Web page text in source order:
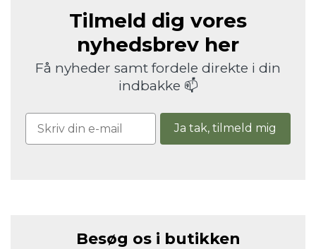
Tilmeld dig vores
nyhedsbrev her
Få nyheder samt fordele direkte i din
indbakke 📫
Ja tak, tilmeld mig
Besøg os i butikken